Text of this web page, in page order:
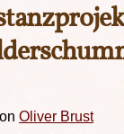
Oliver Brust